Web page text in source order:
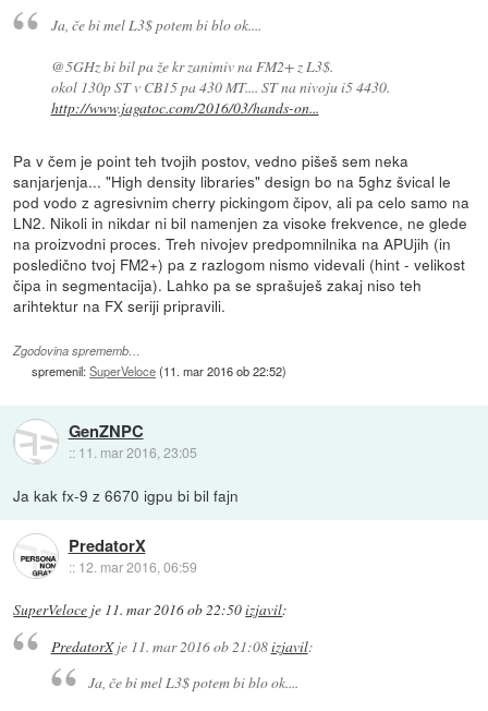
Ja, če bi mel L3$ potem bi blo ok....
@5GHz bi bil pa že kr zanimiv na FM2+ z L3$.
okol 130p ST v CB15 pa 430 MT.... ST na nivoju i5 4430.
http://www.jagatoc.com/2016/03/hands-on...
Pa v čem je point teh tvojih postov, vedno pišeš sem neka
sanjarjenja... "High density libraries" design bo na 5ghz švical le
pod vodo z agresivnim cherry pickingom čipov, ali pa celo samo na
LN2. Nikoli in nikdar ni bil namenjen za visoke frekvence, ne glede
na proizvodni proces. Treh nivojev predpomnilnika na APUjih (in
posledično tvoj FM2+) pa z razlogom nismo videvali (hint - velikost
čipa in segmentacija). Lahko pa se sprašuješ zakaj niso teh
arihtektur na FX seriji pripravili.
Zgodovina sprememb…
spremenil:SuperVeloce(11. mar 2016 ob 22:52)
GenZNPC
:: 11. mar 2016, 23:05
Ja kak fx-9 z 6670 igpu bi bil fajn
PredatorX
:: 12. mar 2016, 06:59
SuperVeloce je 11. mar 2016 ob 22:50izjavil:
PredatorXje 11. mar 2016 ob 21:08izjavil:
Ja, če bi mel L3$ potem bi blo ok....